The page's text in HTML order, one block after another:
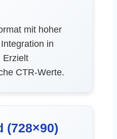
mit hoher
in
Erzielt
CTR-Werte.
(728×90)